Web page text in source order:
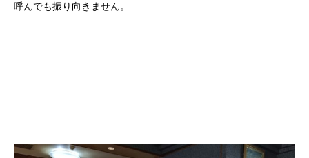
呼んでも振り向きません。